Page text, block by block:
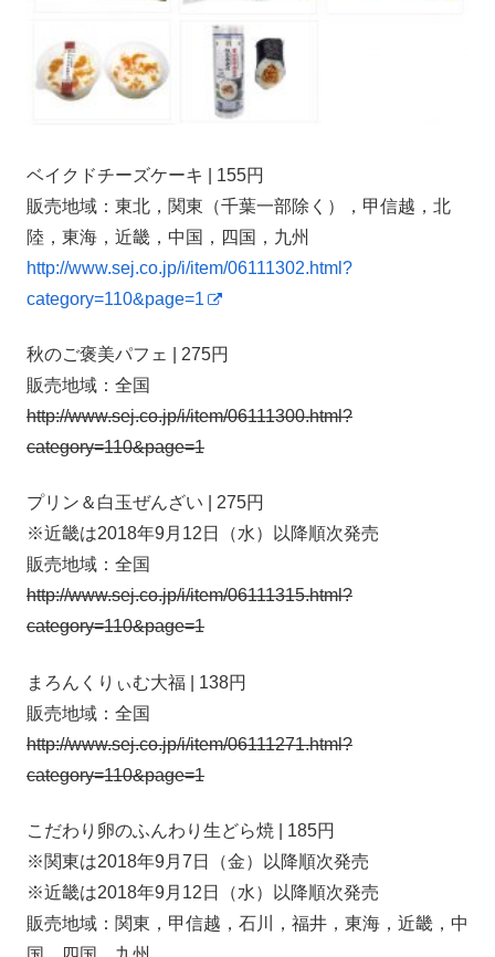
ベイクドチーズケーキ | 155円
販売地域：東北，関東（千葉一部除く），甲信越，北
陸，東海，近畿，中国，四国，九州
http://www.sej.co.jp/i/item/06111302.html?
category=110&page=1
秋のご褒美パフェ | 275円
販売地域：全国
http://www.sej.co.jp/i/item/06111300.html?
category=110&page=1
プリン＆白玉ぜんざい | 275円
※近畿は2018年9月12日（水）以降順次発売
販売地域：全国
http://www.sej.co.jp/i/item/06111315.html?
category=110&page=1
まろんくりぃむ大福 | 138円
販売地域：全国
http://www.sej.co.jp/i/item/06111271.html?
category=110&page=1
こだわり卵のふんわり生どら焼 | 185円
※関東は2018年9月7日（金）以降順次発売
※近畿は2018年9月12日（水）以降順次発売
販売地域：関東，甲信越，石川，福井，東海，近畿，中